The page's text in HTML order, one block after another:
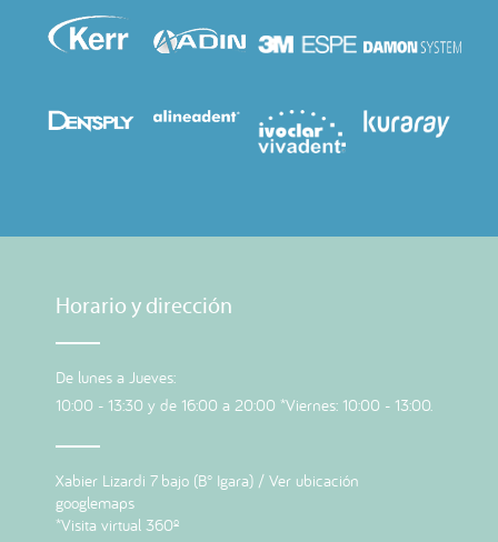
Horario y dirección
De lunes a Jueves:
10:00 - 13:30 y de 16:00 a 20:00 *Viernes: 10:00 - 13:00.
Xabier Lizardi 7 bajo (B° Igara) / Ver ubicación
googlemaps
*Visita virtual 360º